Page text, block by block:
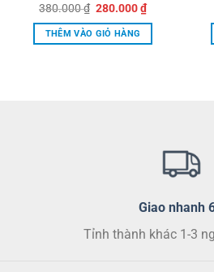
380.000₫ Giá
là:
380.000 ₫.
280.000₫Giá
hiện
tại
THÊM VÀO GIỎ HÀNG
Giao nhanh
Tỉnh thành khác 1-3